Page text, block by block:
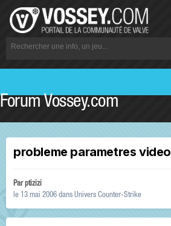
Forum Vossey.com
probleme parametres video
Par ptizizi
le 13 mai 2006 dans Univers Counter-Strike